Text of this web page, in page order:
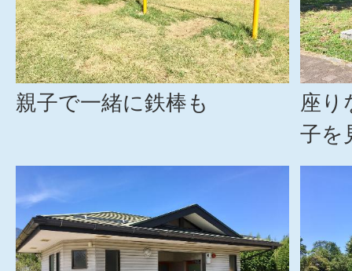
親子で一緒に鉄棒も
座り
子を